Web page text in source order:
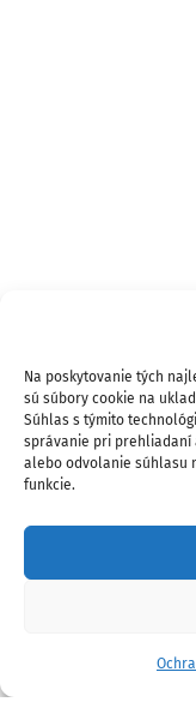
Na poskytovanie tých
sú súbory cookie na
Súhlas s týmito
správanie pri prehliadaní
alebo odvolanie súhlasu
funkcie.